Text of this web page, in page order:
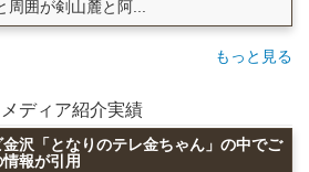
周囲が剣山麓と阿...
もっと見る
ディア紹介実績
金沢「となりのテレ金ちゃん」の中でご
報が引用